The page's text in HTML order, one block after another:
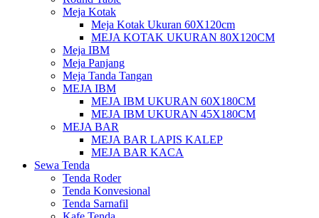
Meja Kotak
Meja Kotak Ukuran 60X120cm
MEJA KOTAK UKURAN 80X120CM
Meja IBM
Meja Panjang
Meja Tanda Tangan
MEJA IBM
MEJA IBM UKURAN 60X180CM
MEJA IBM UKURAN 45X180CM
MEJA BAR
MEJA BAR LAPIS KALEP
MEJA BAR KACA
Sewa Tenda
Tenda Roder
Tenda Konvesional
Tenda Sarnafil